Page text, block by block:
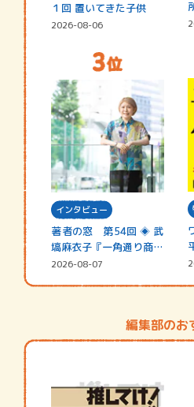
１回 置いてきた子供
2026-08-06
インタビュー
著者の窓 第54回 ◈ 武
塙麻衣子『一角通り商店
街の…
2026-08-07
編集部のお